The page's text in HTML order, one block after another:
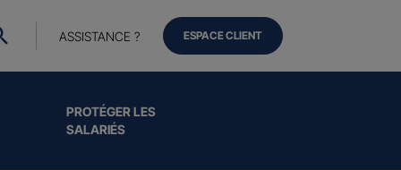
PROTÉGER LES
SALARIÉS
ASSISTANCE ? ESPACE CLIENT